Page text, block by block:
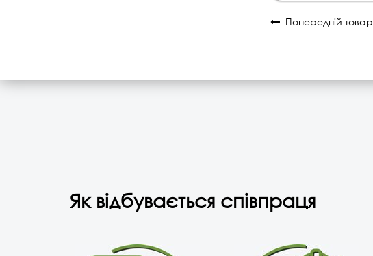
Попередній товар
Як відбувається співпраця